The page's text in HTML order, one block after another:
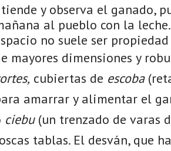
y observa el ganado,
al pueblo con la
no suele ser
mayores dimensiones y
cubiertas de escoba
amarrar y alimentar el
ciebu(un trenzado de varas
tablas. El desván, que